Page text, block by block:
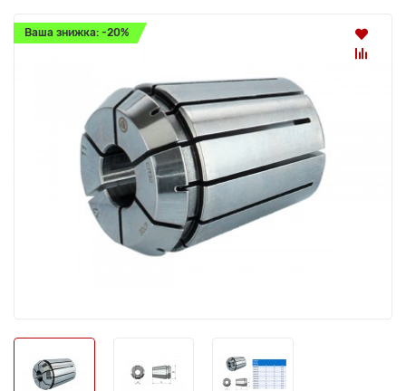
Ваша знижка: -20%